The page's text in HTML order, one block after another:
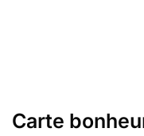
Carte